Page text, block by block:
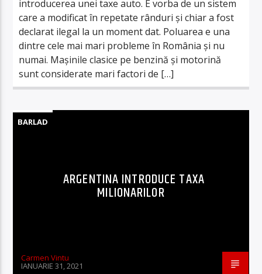
introducerea unei taxe auto. E vorba de un sistem
care a modificat în repetate rânduri și chiar a fost
declarat ilegal la un moment dat. Poluarea e una
dintre cele mai mari probleme în România și nu
numai. Mașinile clasice pe benzină și motorină
sunt considerate mari factori de […]
BARLAD
ARGENTINA INTRODUCE TAXA
MILIONARILOR
Carmen Vintu
IANUARIE 31, 2021